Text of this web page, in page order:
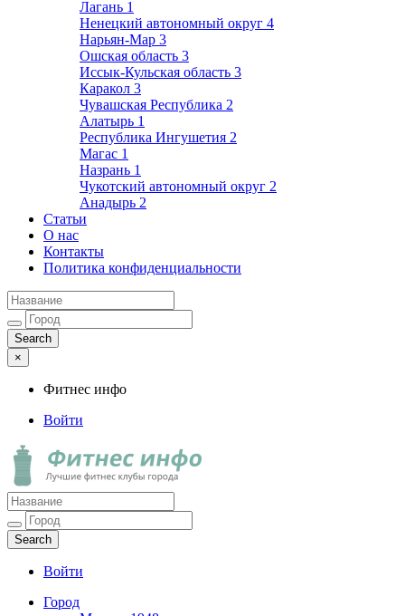
Лагань 1
Ненецкий автономный округ 4
Нарьян-Мар 3
Ошская область 3
Иссык-Кульская область 3
Каракол 3
Чувашская Республика 2
Алатырь 1
Республика Ингушетия 2
Магас 1
Назрань 1
Чукотский автономный округ 2
Анадырь 2
Статьи
О нас
Контакты
Политика конфиденциальности
×
Фитнес инфо
Войти
Фитнес инфо
Лучшие фитнес клубы города
Войти
Город